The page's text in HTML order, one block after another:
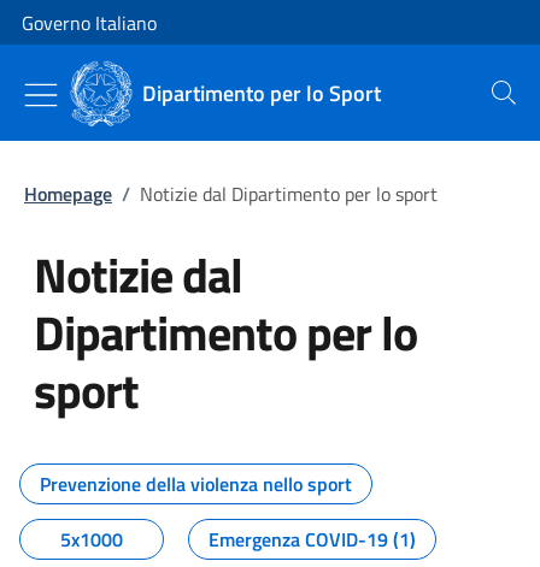
Vai al contenuto
Vai alla navigazione del sito
Governo Italiano
Dipartimento per lo Sport Cerca
Homepage / Notizie dal Dipartimento per lo sport
Notizie dal
Dipartimento per lo
sport
Tutti i contenuti della pagina
Prevenzione della violenza nello sport
5x1000
Emergenza COVID-19 (1)